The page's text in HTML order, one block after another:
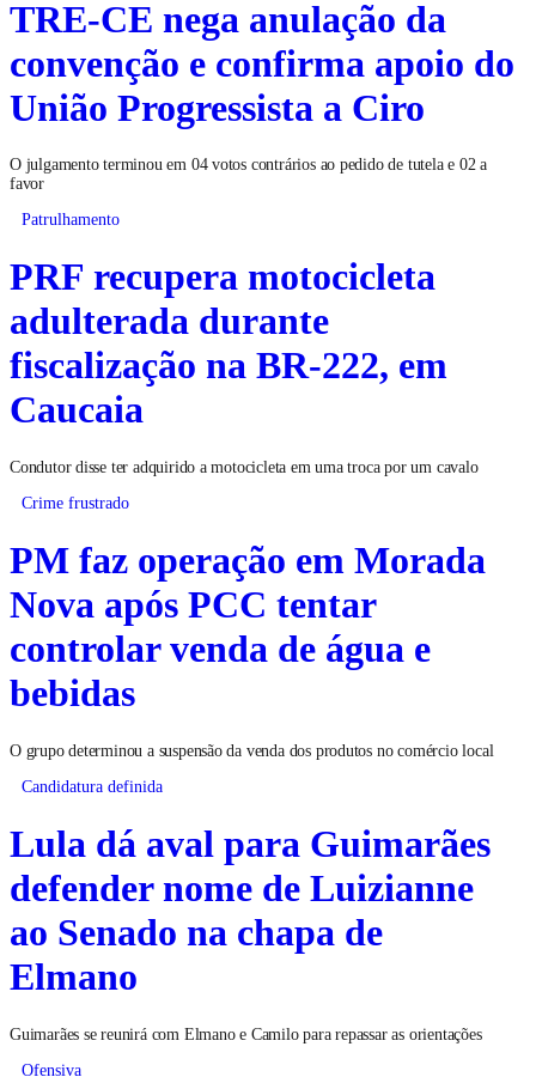
TRE-CE nega anulação da
convenção e confirma apoio do
União Progressista a Ciro
O julgamento terminou em 04 votos contrários ao pedido de tutela e 02 a
favor
Patrulhamento
PRF recupera motocicleta
adulterada durante
fiscalização na BR-222, em
Caucaia
Condutor disse ter adquirido a motocicleta em uma troca por um cavalo
Crime frustrado
PM faz operação em Morada
Nova após PCC tentar
controlar venda de água e
bebidas
O grupo determinou a suspensão da venda dos produtos no comércio local
Candidatura definida
Lula dá aval para Guimarães
defender nome de Luizianne
ao Senado na chapa de
Elmano
Guimarães se reunirá com Elmano e Camilo para repassar as orientações
Ofensiva